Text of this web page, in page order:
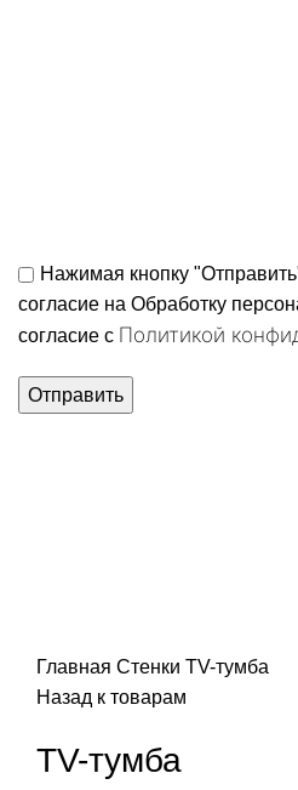
Нажимая кнопку
согласие на Обработку
согласие c Политикой
Главная Стенки TV-тумба
Назад к товарам
TV-тумба